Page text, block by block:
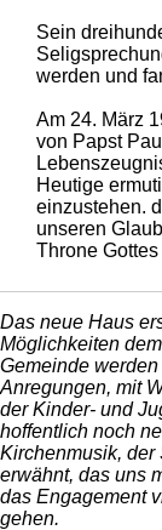
Sein
werden und
Am 24. März
von Papst
Heutige
einzustehen.
unseren
Throne
Das neue Haus
Möglichkeiten
Gemeinde
Anregungen, mit
der Kinder- und
hoffentlich noch
Kirchenmusik, der
erwähnt, das uns
das Engagement
gehen.